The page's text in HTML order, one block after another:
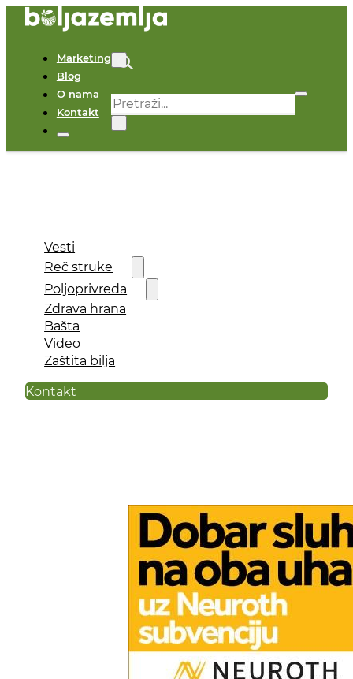
Marketing
Blog
O nama
Kontakt
Pretraga
Vesti
Reč struke
Poljoprivreda
Zdrava hrana
Bašta
Video
Zaštita bilja
Kontakt